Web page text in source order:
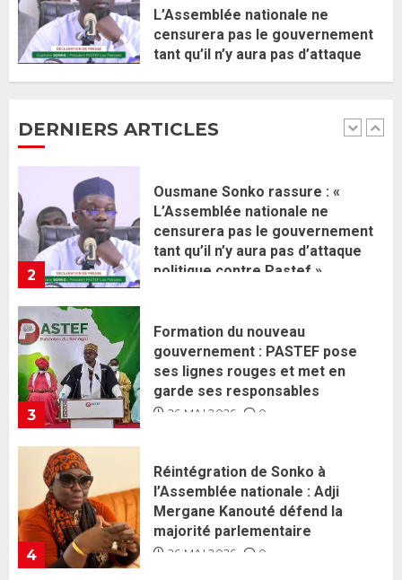
L’Assemblée nationale ne
censurera pas le gouvernement
tant qu’il n’y aura pas d’attaque
DERNIERS ARTICLES
2
Ousmane Sonko rassure : «
politique contre Pastef »
3
Formation du nouveau
gouvernement : PASTEF pose
ses lignes rouges et met en
garde ses responsables
26 MAI 2026 0
4
Réintégration de Sonko à
l’Assemblée nationale : Adji
Mergane Kanouté défend la
majorité parlementaire
26 MAI 2026 0
5
Guy Marius Sagna inquiet après la
nomination d’Al Aminou Lo : «
J’espère me tromper »
26 MAI 2026 0